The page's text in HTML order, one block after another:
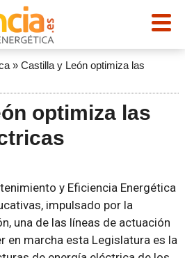
» Castilla y León optimiza las
optimiza las
y Eficiencia Energética
impulsado por la
una de las líneas de actuación
en marcha esta Legislatura es la